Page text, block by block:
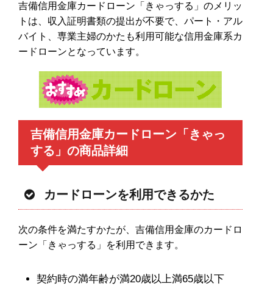
吉備信用金庫カードローン「きゃっする」のメリッ
トは、収入証明書類の提出が不要で、パート・アル
バイト、専業主婦のかたも利用可能な信用金庫系カ
ードローンとなっています。
吉備信用金庫カードローン「きゃっ
する」の商品詳細
カードローンを利用できるかた
次の条件を満たすかたが、吉備信用金庫のカードロ
ーン「きゃっする」を利用できます。
契約時の満年齢が満20歳以上満65歳以下